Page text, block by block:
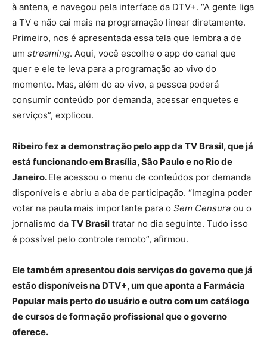
à antena, e navegou pela interface da DTV+. “A gente liga
a TV e não cai mais na programação linear diretamente.
Primeiro, nos é apresentada essa tela que lembra a de
um streaming. Aqui, você escolhe o app do canal que
quer e ele te leva para a programação ao vivo do
momento. Mas, além do ao vivo, a pessoa poderá
consumir conteúdo por demanda, acessar enquetes e
serviços”, explicou.
Ribeiro fez a demonstração pelo app da TV Brasil, que já
está funcionando em Brasília, São Paulo e no Rio de
Janeiro.Ele acessou o menu de conteúdos por demanda
disponíveis e abriu a aba de participação. “Imagina poder
votar na pauta mais importante para o Sem Censura ou o
jornalismo da TV Brasil tratar no dia seguinte. Tudo isso
é possível pelo controle remoto”, afirmou.
Ele também apresentou dois serviços do governo que já
estão disponíveis na DTV+, um que aponta a Farmácia
Popular mais perto do usuário e outro com um catálogo
de cursos de formação profissional que o governo
oferece.